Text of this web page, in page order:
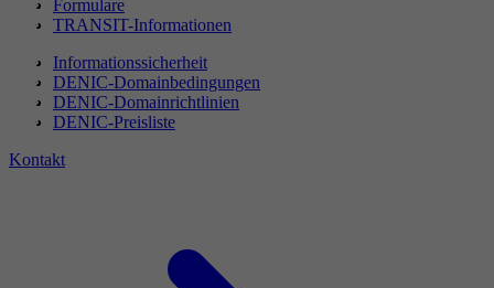
Formulare
TRANSIT-Informationen
Informationssicherheit
DENIC-Domainbedingungen
DENIC-Domainrichtlinien
DENIC-Preisliste
Kontakt